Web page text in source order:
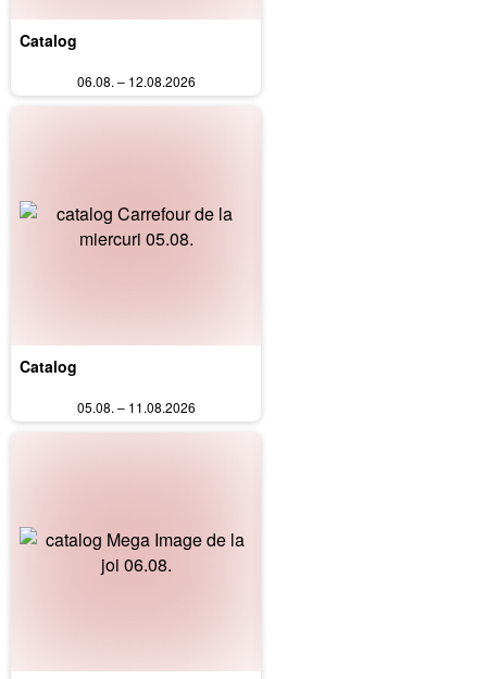
Catalog
06.08. – 12.08.2026
Catalog
05.08. – 11.08.2026